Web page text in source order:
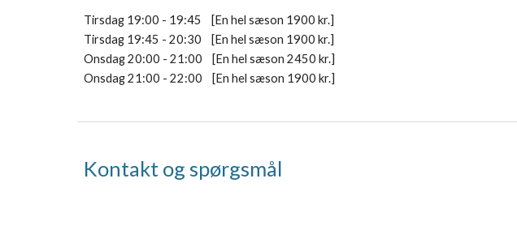
Tirsdag 19:00 - 19:45 [En hel sæson 1900 kr.]
Tirsdag 19:45 - 20:30 [En hel sæson 1900 kr.]
Onsdag 20:00 - 21:00 [En hel sæson 2450 kr.]
Onsdag 21:00 - 22:00 [En hel sæson 1900 kr.]
Kontakt og spørgsmål